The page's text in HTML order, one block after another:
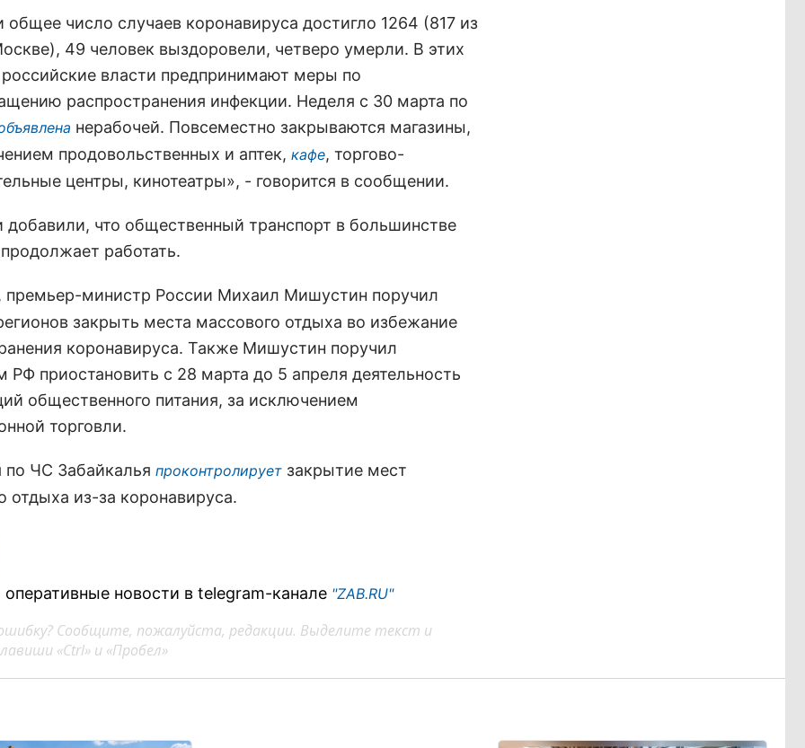
общее число случаев коронавируса достигло 1264 (817 из
49 человек выздоровели, четверо умерли. В этих
власти предпринимают меры по
распространения инфекции. Неделя с 30 марта по
нерабочей. Повсеместно закрываются магазины,
продовольственных и аптек, кафе, торгово-
центры, кинотеатры», - говорится в сообщении.
добавили, что общественный транспорт в большинстве
работать.
, премьер-министр России Михаил Мишустин поручил
закрыть места массового отдыха во избежание
коронавируса. Также Мишустин поручил
РФ приостановить с 28 марта до 5 апреля деятельность
общественного питания, за исключением
торговли.
по ЧС Забайкалья проконтролирует закрытие мест
отдыха из-за коронавируса.
новости в telegram-канале "ZAB.RU"
Сообщите, пожалуйста, редакции. Выделите текст и
«Ctrl» и «Пробел»